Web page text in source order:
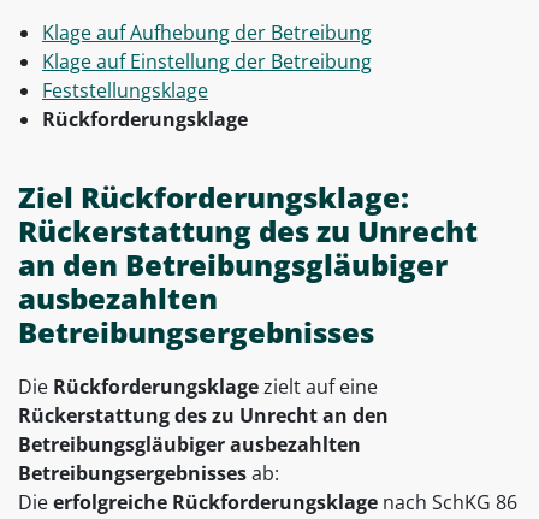
Klage auf Aufhebung der Betreibung
Klage auf Einstellung der Betreibung
Feststellungsklage
Rückforderungsklage
Ziel Rückforderungsklage:
Rückerstattung des zu Unrecht
an den Betreibungsgläubiger
ausbezahlten
Betreibungsergebnisses
Die Rückforderungsklagezielt auf eine
Rückerstattung des zu Unrecht an den
Betreibungsgläubiger ausbezahlten
Betreibungsergebnissesab:
Dieerfolgreiche Rückforderungsklage nach SchKG 86